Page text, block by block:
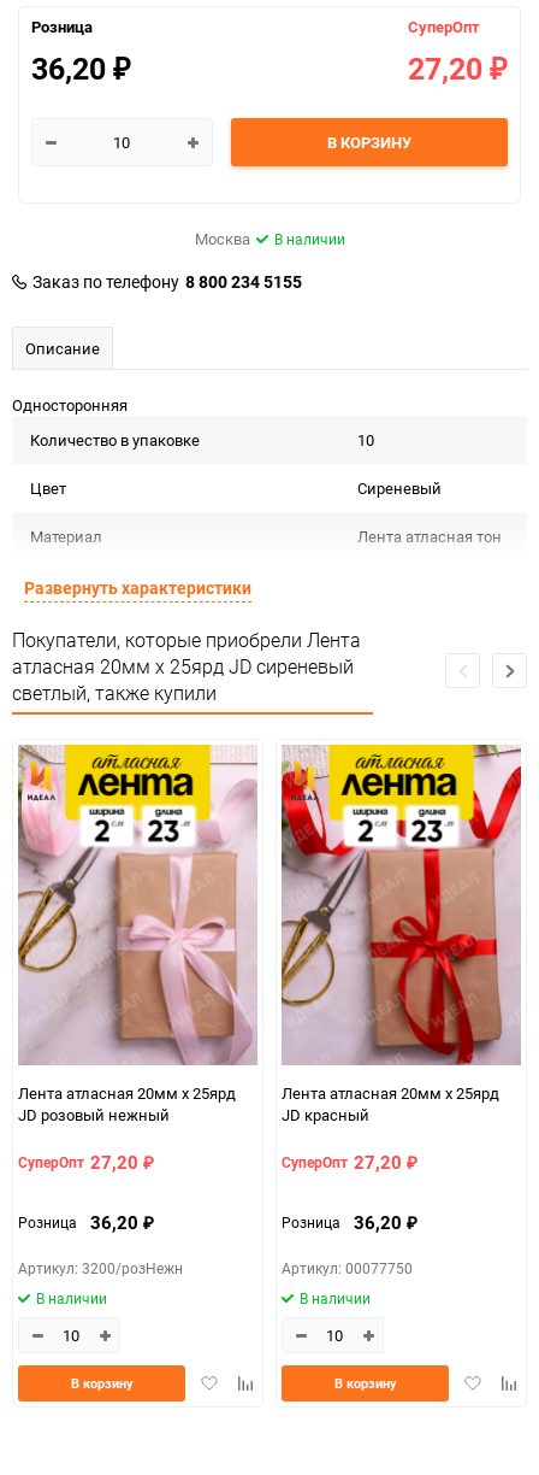
Розница
36,20 ₽
СуперОпт
27,20 ₽
В КОРЗИНУ
Москва В наличии
Заказ по телефону 8 800 234 5155
Описание
Односторонняя
Количество в упаковке
10
Цвет Сиреневый
Материал Лента атласная тон
Срок годности
Страна изготовителя
Предназначение товара
Сертификация
Не подлежит
сертификации
Особые условия
Сухое,
проветриваемое
помещение
Минимальное количество 10
Количество в коробке 400
Единица измерения шт
Размер
20мм*25ярд
37653313-d754-11f0-
Развернуть характеристики
Покупатели, которые приобрели Лента
атласная 20мм х 25ярд JD сиреневый
светлый, также купили
Лента атласная 20мм х 25ярд
JD розовый нежный
СуперОпт 27,20 ₽
Розница 36,20 ₽
Артикул: 3200/розНежн
В наличии
ДобавитьДобавить
В корзину
Лента атласная 20мм х 25ярд
JD красный
СуперОпт 27,20 ₽
Розница 36,20 ₽
Артикул: 00077750
В наличии
Добавить
В корзину